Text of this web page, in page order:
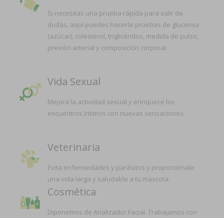
Si necesitas una prueba rápida para salir de
dudas, aquí puedes hacerte pruebas de glucemia
(azúcar), colesterol, triglicéridos, medida de pulso,
presión arterial y composición corporal.
Vida Sexual
Mejora la actividad sexual y enriquece los
encuentros íntimos con nuevas sensaciones.
Veterinaria
Evita enfermedades y parásitos y proporciónale
una vida larga y saludable a tu mascota.
Cosmética
Diponemos de Analizador Facial. Trabajamos con